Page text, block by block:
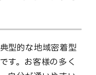
型的な地域密着型
す。お客様の多く